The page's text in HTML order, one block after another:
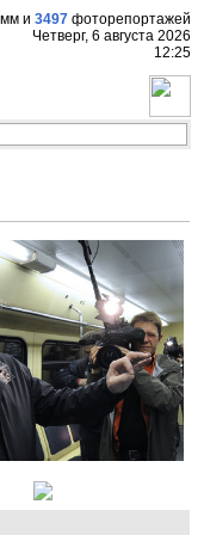
и 3497 фоторепортажей
Четверг, 6 августа 2026
12:25
к угрозе третьей мировой